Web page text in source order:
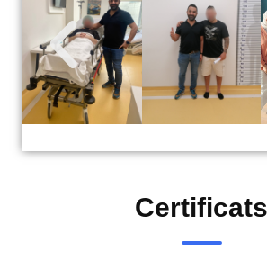
Certificats